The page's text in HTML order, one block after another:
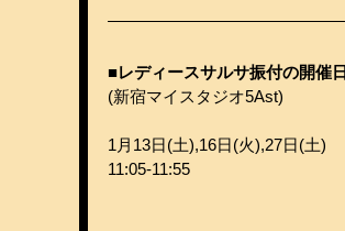
■レディースサルサ振付の開催日
(新宿マイスタジオ5Ast)
1月13日(土),16日(火),27日(土)
11:05-11:55